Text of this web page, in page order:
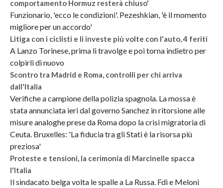
comportamento Hormuz resterà chiuso'
Funzionario, 'ecco le condizioni'. Pezeshkian, 'è il momento
migliore per un accordo'
Litiga con i ciclisti e li investe più volte con l'auto, 4 feriti
A Lanzo Torinese, prima li travolge e poi torna indietro per
colpirli di nuovo
Scontro tra Madrid e Roma, controlli per chi arriva
dall'Italia
Verifiche a campione della polizia spagnola. La mossa è
stata annunciata ieri dal governo Sanchez in ritorsione alle
misure analoghe prese da Roma dopo la crisi migratoria di
Ceuta. Bruxelles: 'La fiducia tra gli Stati è la risorsa più
preziosa'
Proteste e tensioni, la cerimonia di Marcinelle spacca
l'Italia
Il sindacato belga volta le spalle a La Russa. Fdi e Meloni